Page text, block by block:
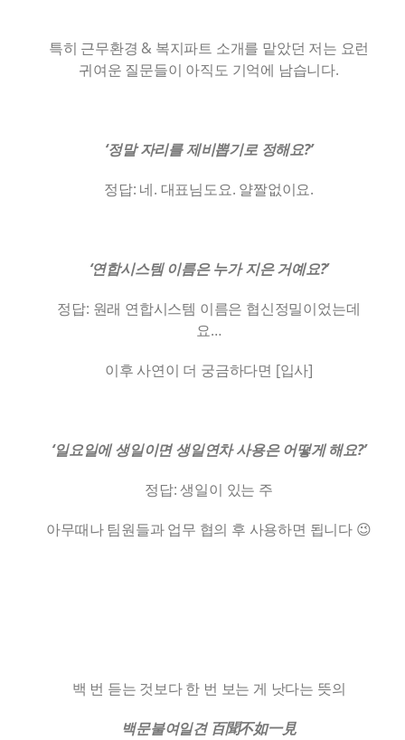
특히 근무환경 & 복지파트 소개를 맡았던 저는 요런
귀여운 질문들이 아직도 기억에 남습니다.
‘정말 자리를 제비뽑기로 정해요?’
정답: 네. 대표님도요. 얄짤없이요.
‘연합시스템 이름은 누가 지은 거예요?’
정답: 원래 연합시스템 이름은 협신정밀이었는데
요…
이후 사연이 더 궁금하다면 [입사]
‘일요일에 생일이면 생일연차 사용은 어떻게 해요?’
정답: 생일이 있는 주
아무때나 팀원들과 업무 협의 후 사용하면 됩니다 😉
백 번 듣는 것보다 한 번 보는 게 낫다는 뜻의
백문불여일견 百聞不如一見